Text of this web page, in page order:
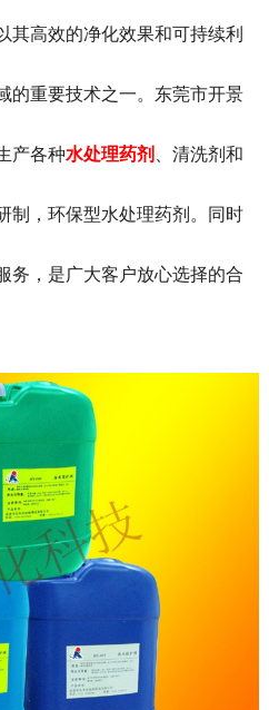
高效的净化效果和可持续利
的重要技术之一。东莞市开景
产各种水处理药剂 、清洗剂和
制，环保型水处理药剂。同时
务，是广大客户放心选择的合